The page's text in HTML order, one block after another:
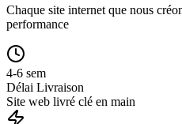
Chaque site internet que nous
performance
4-6 sem
Délai Livraison
Site web livré clé en main